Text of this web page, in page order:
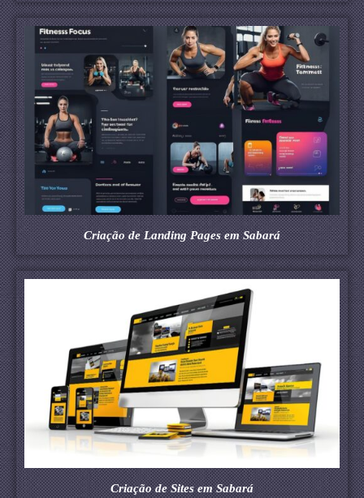
Criação de Landing Pages em Sabará
Criação de Sites em Sabará